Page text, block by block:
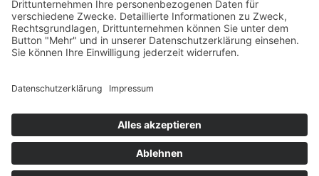
ATTO E-Scooter